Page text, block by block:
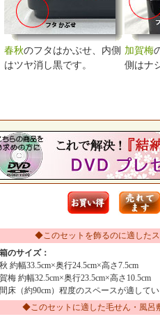
春秋のフタはかぶせ、内側
はツヤ消し黒です。
加賀梅
側はナ
◆このセットを飾るのに適した
のサイズ：
約幅33.5cm×奥行24.5cm×高さ7.5cm
梅 約幅32.5cm×奥行23.5cm×高さ10.5cm
床（約90cm）程度のスペースが適して
◆このセットに適した毛せん・風呂